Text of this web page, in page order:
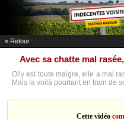
« Retour
Avec sa chatte mal
Olly est toute maigre, elle a mal
Mais la voilà pourtant en train de
Cette vidéo